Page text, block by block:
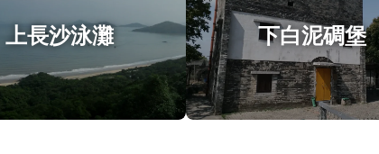
上長沙泳灘 下白泥碉堡